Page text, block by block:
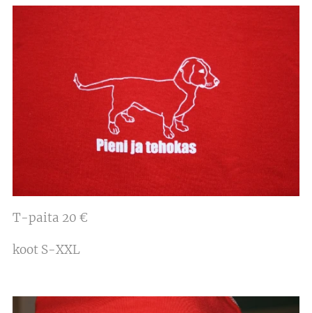
T-paita 20 €
koot S-XXL